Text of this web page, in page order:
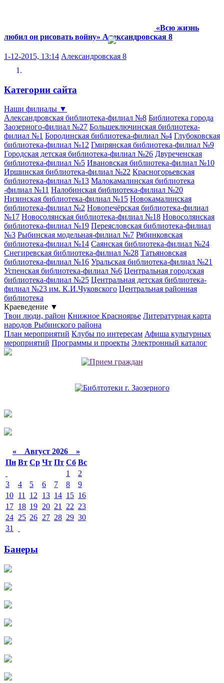
«Всю жизнь
любил он рисовать войну» Александровская 8
1-12-2015, 13:14 Александровская 8
Категории сайта
Наши филиалы ▼
Александровская библиотека-филиал №8 Библиотека города
Заозерного-филиал №27 Большеключинская библиотека-
филиал №1 Бородинская библиотека-филиал №4 Глубоковская
библиотека-филиал №12 Гмирянская библиотека-филиал №9
Городская детская библиотека-филиал №26 Двуреченская
библиотека-филиал №5 Ивановская библиотека-филиал №10
Иршинская библиотека-филиал №22 Красногорьевская
библиотека-филиал №13 Малокамалинская библиотека
-филиал №11 Налобинская библиотека-филиал №20
Низинская библиотека-филиал №15 Новокамалинская
библиотека-филиал №2 Новопечёрская библиотека-филиал
№17 Новосолянская библиотека-филиал №18 Новосолянская
библиотека-филиал №19 Переясловская библиотека-филиал
№3 Рыбинская модельная-филиал №7 Рябинковская
библиотека-филиал №14 Саянская библиотека-филиал №24
Снегиревская библиотека-филиал №28 Татьяновская
библиотека-филиал №16 Уральская библиотека-филиал №21
Успенская библиотека-филиал №6 Центральная городская
библиотека-филиал №25 Центральная детская библиотека-
филиал №23 им. К.И.Чуковского Центральная районная
библиотека
Краеведение ▼
Твои люди, район Книжное Красноярье Литературная карта
народов Рыбинского района
План мероприятий Клубы по интересам Афиша культурных
мероприятий Программы и проекты Электронный каталог
« Август 2026 »
Пн Вт Ср Чт Пт Сб Вс
1
2
3
4 5 6 7 8
9
10 11 12 13 14 15 16
17 18 19 20 21 22 23
24 25 26 27 28 29 30
31
Банеры